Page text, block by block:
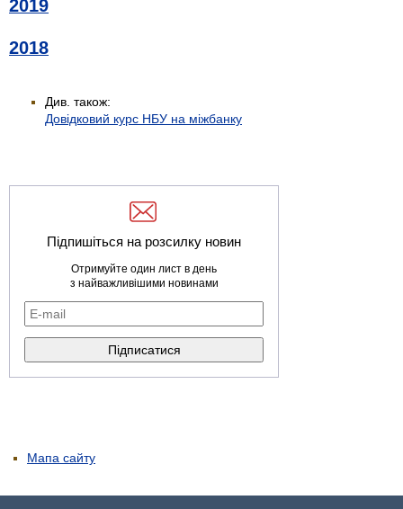
2019
2018
Див. також:
Довідковий курс НБУ на міжбанку
Підпишіться на розсилку новин
Отримуйте один лист в день
з найважливішими новинами
Мапа сайту